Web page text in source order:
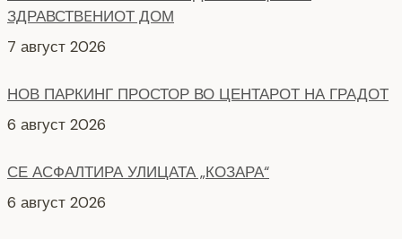
6 август 2026
6 август 2026
5 август 2026